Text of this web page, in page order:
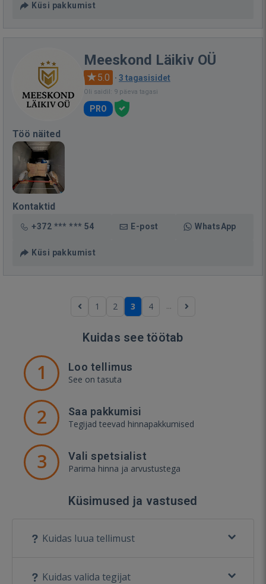
Küsi pakkumist
Meeskond Läikiv OÜ
5.0 · 3 tagasisidet
Oli saidil: 9 päeva tagasi
PRO
Töö näited
Kontaktid
+372 *** *** 54 E-post WhatsApp
Küsi pakkumist
1 2 3 4 ...
Kuidas see töötab
1 Loo tellimus
See on tasuta
2 Saa pakkumisi
Tegijad teevad hinnapakkumised
3 Vali spetsialist
Parima hinna ja arvustustega
Küsimused ja vastused
Kuidas luua tellimust
Kuidas valida tegijat